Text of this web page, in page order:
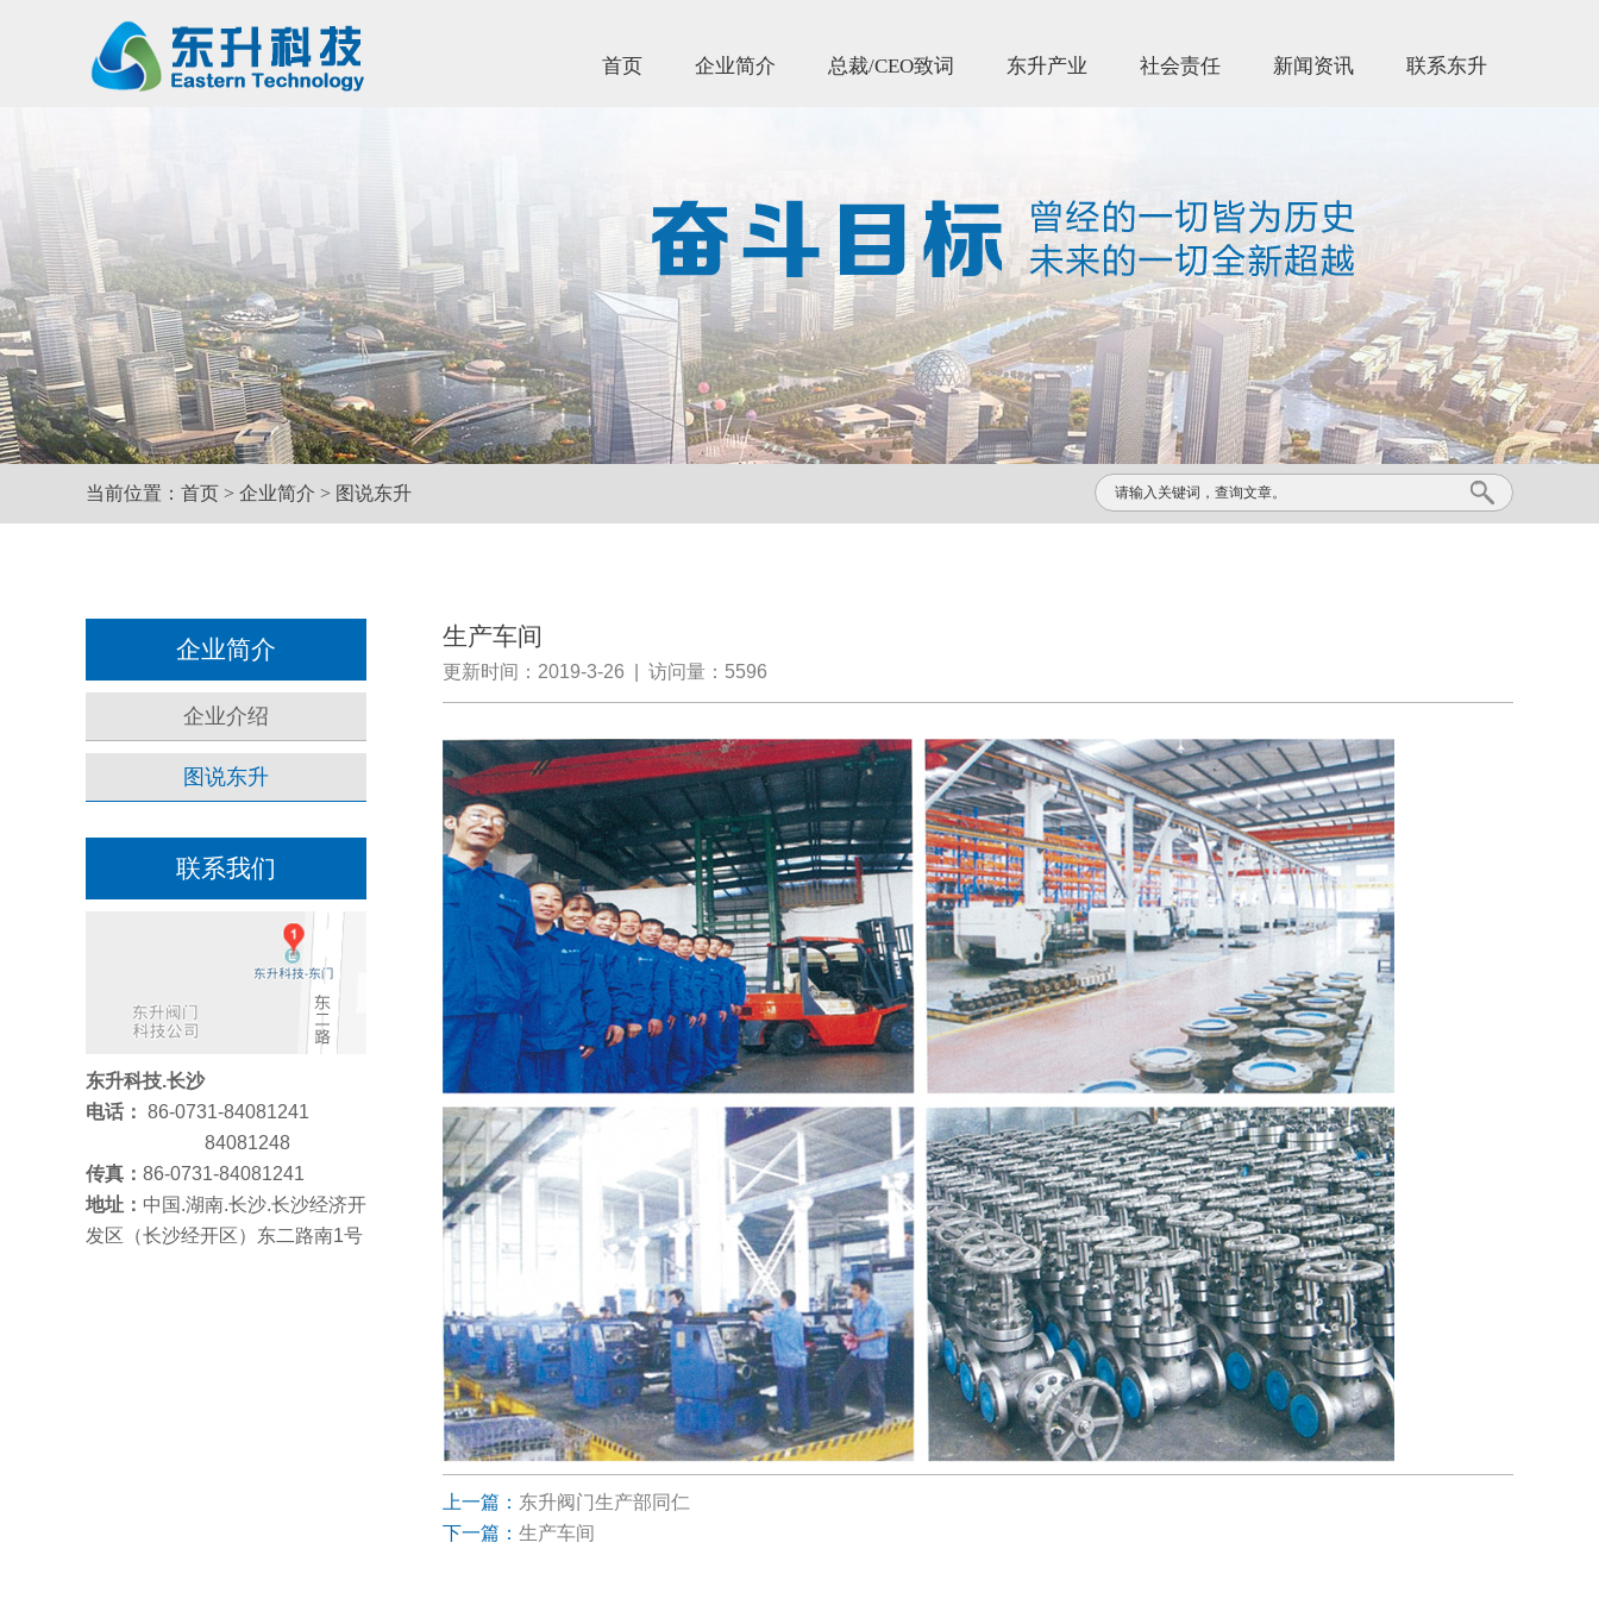
首页 企业简介 总裁/CEO致词 东升产业 社会责任 新闻资讯 联系东升
当前位置： 首页 > 企业简介 > 图说东升
企业简介
企业介绍
图说东升
联系我们
东升科技.长沙
电话： 86-0731-84081241
84081248
传真： 86-0731-84081241
地址： 中国.湖南.长沙.长沙经济开
发区（长沙经开区）东二路南1号
生产车间
更新时间：2019-3-26 | 访问量：5596
上一篇： 东升阀门生产部同仁
下一篇： 生产车间